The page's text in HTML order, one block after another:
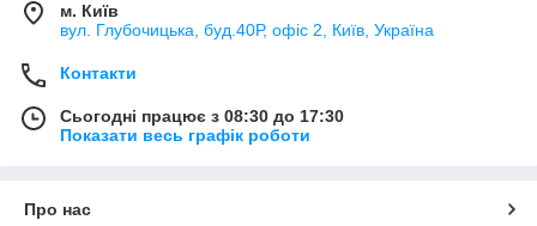
м. Київ
вул. Глубочицька, буд.40Р, офіс 2, Київ, Україна
Контакти
Сьогодні працює з 08:30 до 17:30
Показати весь графік роботи
Про нас